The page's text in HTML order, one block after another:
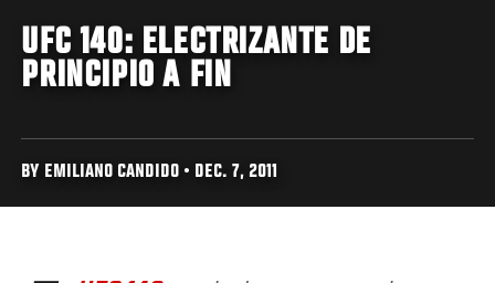
UFC 140: ELECTRIZANTE DE
PRINCIPIO A FIN
BY EMILIANO CANDIDO • DEC. 7, 2011